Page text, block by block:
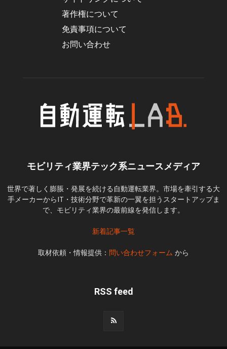
著作権について
免責事項について
お問い合わせ
モビリティ業界テック系ニュースメディア
世界で著しく膨脹・発展を続ける自動運転業界。市場を牽引する大
手メーカーからIT・技術分野で革新の一翼を担うスタートアップま
で、モビリティ業界の最前線を発信します。
新着記事一覧
取材依頼・情報提供： 問い合わせフォーム から
RSS feed